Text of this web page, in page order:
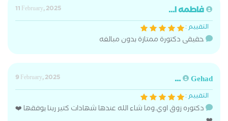
فاطمه ا...
11 February, 2025
التقييم :
حقيقى دكتورة ممتازة بدون مبالغه
Gehad ...
9 February, 2025
التقييم :
دكتوره زوق اوي.وما شاء الله عندها شهادات كتير ربنا يوفقها ❤️